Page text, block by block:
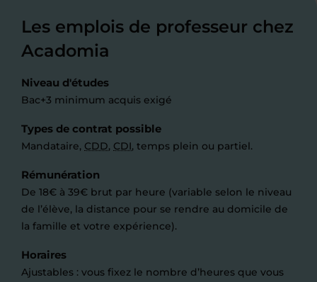
Les emplois de professeur chez
Acadomia
Niveau d'études
Bac+3 minimum acquis exigé
Types de contrat possible
Mandataire, CDD, CDI, temps plein ou partiel.
Rémunération
De 18€ à 39€ brut par heure (variable selon le niveau
de l’élève, la distance pour se rendre au domicile de
la famille et votre expérience).
Horaires
Ajustables : vous fixez le nombre d’heures que vous